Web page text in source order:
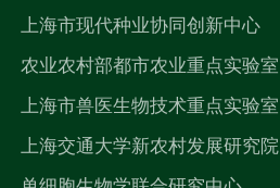
上海市现代种业协同创新中心
农业农村部都市农业重点实验室
上海市兽医生物技术重点实验室
上海交通大学新农村发展研究院